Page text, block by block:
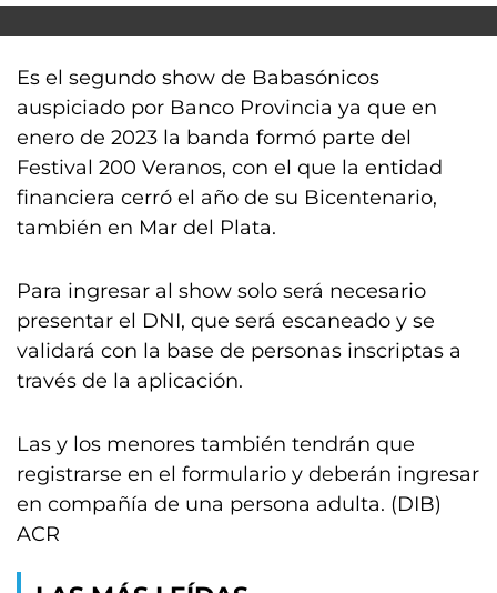
Es el segundo show de Babasónicos
auspiciado por Banco Provincia ya que en
enero de 2023 la banda formó parte del
Festival 200 Veranos, con el que la entidad
financiera cerró el año de su Bicentenario,
también en Mar del Plata.
Para ingresar al show solo será necesario
presentar el DNI, que será escaneado y se
validará con la base de personas inscriptas a
través de la aplicación.
Las y los menores también tendrán que
registrarse en el formulario y deberán ingresar
en compañía de una persona adulta. (DIB)
ACR